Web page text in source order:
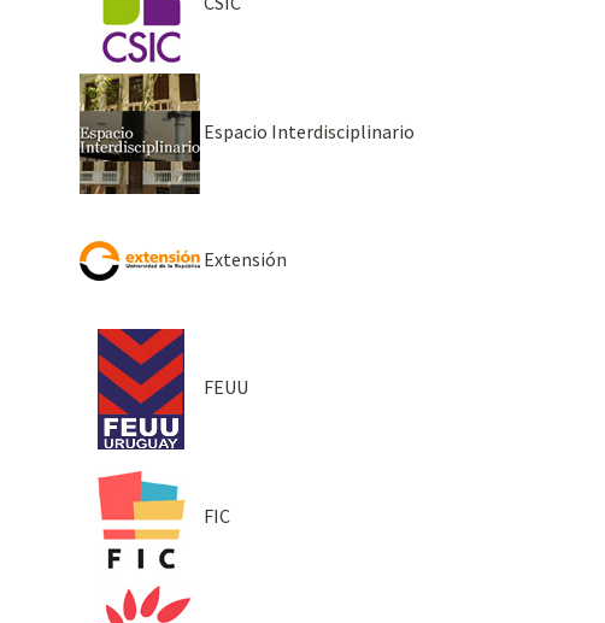
Espacio Interdisciplinario
Extensión
FEUU
FIC